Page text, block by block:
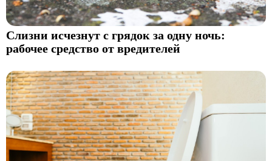
Слизни исчезнут с грядок за одну ночь:
рабочее средство от вредителей